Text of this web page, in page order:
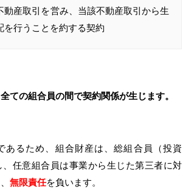
動産取引を営み、当該不動産取引から生
を行うことを約する契約
全ての組合員の間で契約関係が生じます。
あるため、組合財産は、総組合員（投資
、任意組合員は事業から生じた第三者に対
無限責任を負います。